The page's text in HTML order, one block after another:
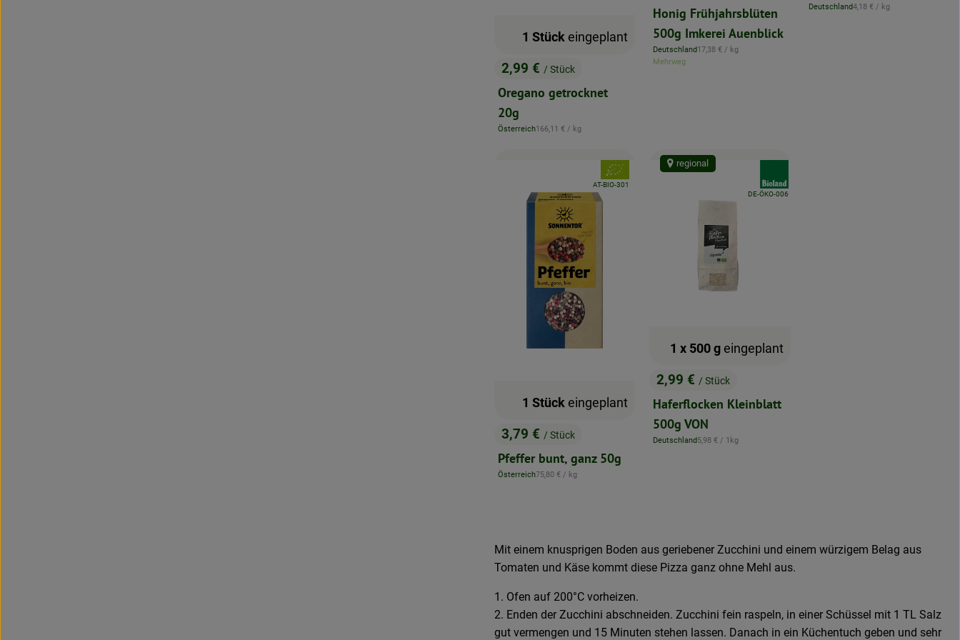
, Preis:
2,99 € / Stück
Oregano getrocknet
20g
, Herkunft:
Österreich, Referenzpreis:
166,11 € / kg
1 Stück eingeplant
Honig Frühjahrsblüten
500g Imkerei Auenblick
, Herkunft:
Deutschland, Referenzpreis:
17,38 € / kg
Mehrweg
, Herkunft:
Deutschland, Referenzpreis:
4,18 € / kg
, Preis:
3,79 € / Stück
Pfeffer bunt, ganz 50g
, Herkunft:
Österreich, Referenzpreis:
75,80 € / kg
1 Stück eingeplant
, Verband:
, Kontrollstelle:
AT-BIO-301
, Preis:
2,99 €/ Stück
Haferflocken Kleinblatt
500g VON
, Herkunft:
Deutschland, Referenzpreis:
5,98 € / 1kg
1 x 500 g eingeplant
, Kontrollstelle:
DE-ÖKO-006
regional
Mit einem knusprigen Boden aus geriebener Zucchini und einem würzigem Belag aus
Tomaten und Käse kommt diese Pizza ganz ohne Mehl aus.
1. Ofen auf 200°C vorheizen.
2. Enden der Zucchini abschneiden. Zucchini fein raspeln, in einer Schüssel mit 1 TL Salz
gut vermengen und 15 Minuten stehen lassen. Danach in ein Küchentuch geben und sehr